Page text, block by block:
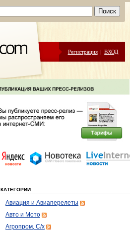
Регистрация | ВХОД
КАТЕГОРИИ
Авиация и Авиаперелеты
Авто и Мото
Агропром, С/х